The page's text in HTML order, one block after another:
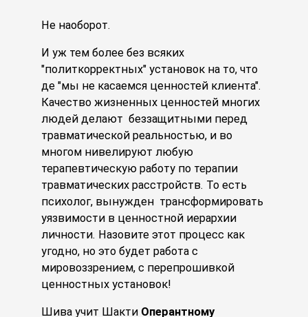
Не наоборот.
И уж тем более без всяких
"политкорректных" установок на то, что
де "мы не касаемся ценностей клиента".
Качество жизненных ценностей многих
людей делают беззащитными перед
травматической реальностью, и во
многом нивелируют любую
терапевтическую работу по терапии
травматических расстройств. То есть
психолог, вынужден трансформировать
уязвимости в ценностной иерархии
личности. Назовите этот процесс как
угодно, но это будет работа с
мировоззрением, с перепрошивкой
ценностных установок!
Шива учит Шакти Оперантному